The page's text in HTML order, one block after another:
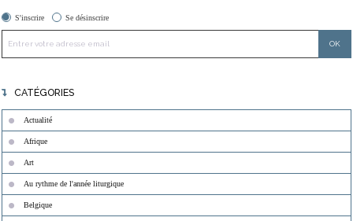
S'inscrire Se désinscrire
CATÉGORIES
Actualité
Afrique
Art
Au rythme de l'année liturgique
Belgique